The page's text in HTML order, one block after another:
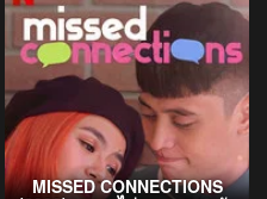
MISSED CONNECTIONS